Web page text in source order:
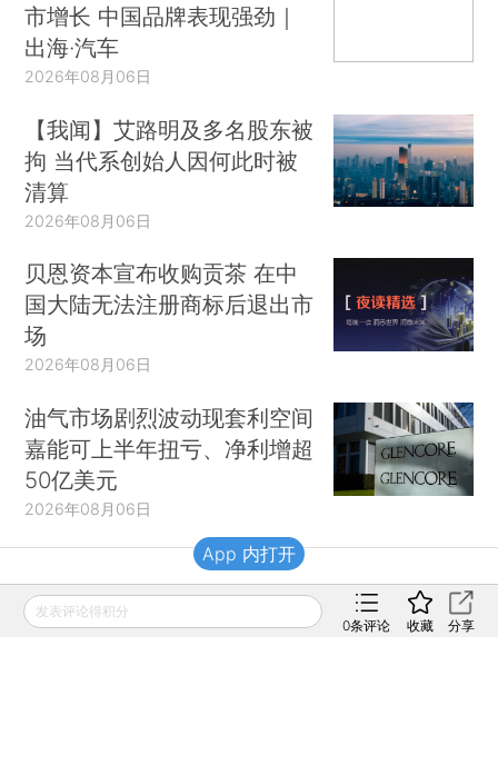
市增长 中国品牌表现强劲｜
出海·汽车
2026年08月06日
【我闻】艾路明及多名股东被
拘 当代系创始人因何此时被
清算
2026年08月06日
贝恩资本宣布收购贡茶 在中
国大陆无法注册商标后退出市
场
2026年08月06日
油气市场剧烈波动现套利空间
嘉能可上半年扭亏、净利增超
50亿美元
2026年08月06日
财新移动
发表评论得积分
0条评论 收藏 分享
App 内打开